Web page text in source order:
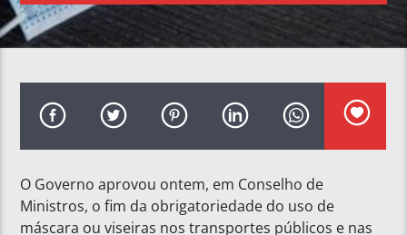
O Governo aprovou ontem, em Conselho de
Ministros, o fim da obrigatoriedade do uso de
máscara ou viseiras nos transportes públicos e nas